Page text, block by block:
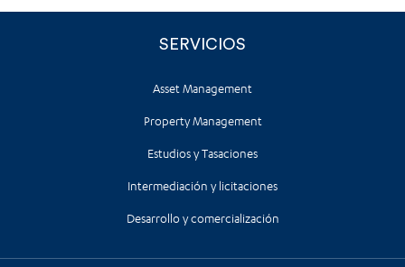
SERVICIOS
Asset Management
Property Management
Estudios y Tasaciones
Intermediación y licitaciones
Desarrollo y comercialización